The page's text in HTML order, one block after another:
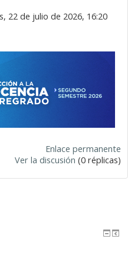
22 de julio de 2026, 16:20
Enlace permanente
Ver la discusión (0 réplicas)